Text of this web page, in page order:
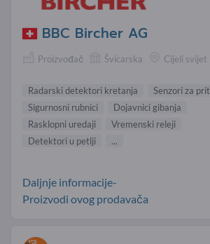
BBC Bircher AG
Proizvođač Švicarska Cijeli svijet
Radarski detektori kretanja
Senzori za
Sigurnosni rubnici
Dojavnici gibanja
Rasklopni uredaji
Vremenski releji
Detektori u petlji
...
Daljnje informacije-
Proizvodi ovog prodavača